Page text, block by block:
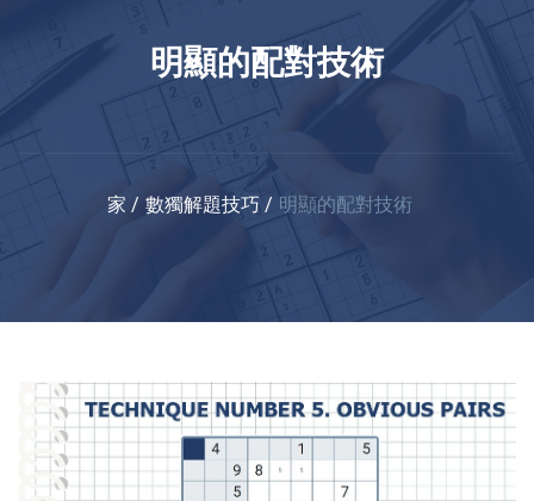
明顯的配對技術
家 數獨解題技巧 明顯的配對技術